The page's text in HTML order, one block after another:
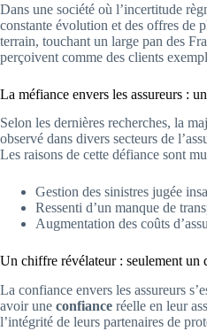
Dans une société où l’incertitude
constante évolution et des offres de
terrain, touchant un large pan des
perçoivent comme des clients
La méfiance envers les assureurs :
Selon les dernières recherches, la
observé dans divers secteurs de
Les raisons de cette défiance sont
Gestion des sinistres jugée
Ressenti d’un manque de
Augmentation des coûts
Un chiffre révélateur : seulement un
La confiance envers les assureurs
avoir une confiance réelle en leur
l’intégrité de leurs partenaires de